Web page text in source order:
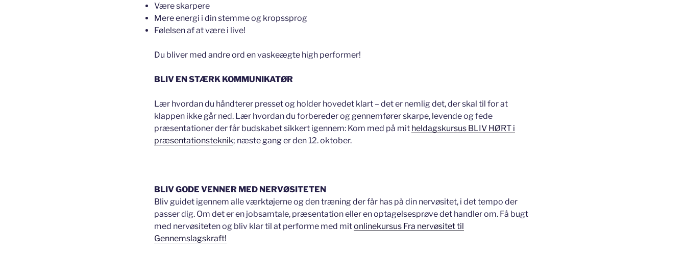
Være skarpere
Mere energi i din stemme og kropssprog
Følelsen af at være i live!
Du bliver med andre ord en vaskeægte high performer!
BLIV EN STÆRK KOMMUNIKATØR
Lær hvordan du håndterer presset og holder hovedet klart – det er nemlig det, der skal til for at
klappen ikke går ned. Lær hvordan du forbereder og gennemfører skarpe, levende og fede
præsentationer der får budskabet sikkert igennem: Kom med på mit heldagskursus BLIV HØRT i
præsentationsteknik; næste gang er den 12. oktober.
BLIV GODE VENNER MED NERVØSITETEN
Bliv guidet igennem alle værktøjerne og den træning der får has på din nervøsitet, i det tempo der
passer dig. Om det er en jobsamtale, præsentation eller en optagelsesprøve det handler om. Få bugt
med nervøsiteten og bliv klar til at performe med mitonlinekursus Fra nervøsitet til
Gennemslagskraft!